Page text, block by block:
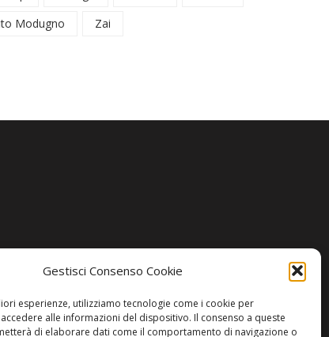
Gestisci Consenso Cookie
esperienze, utilizziamo tecnologie come i cookie per
alle informazioni del dispositivo. Il consenso a queste
di elaborare dati come il comportamento di navigazione o
Modugno
Zai